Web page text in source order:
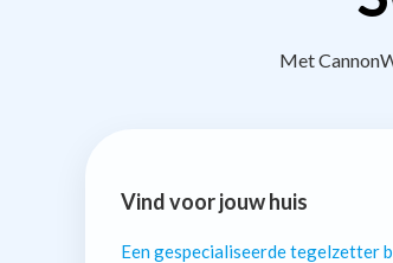
Met
Vind voor jouw huis
Een gespecialiseerde tegelzetter